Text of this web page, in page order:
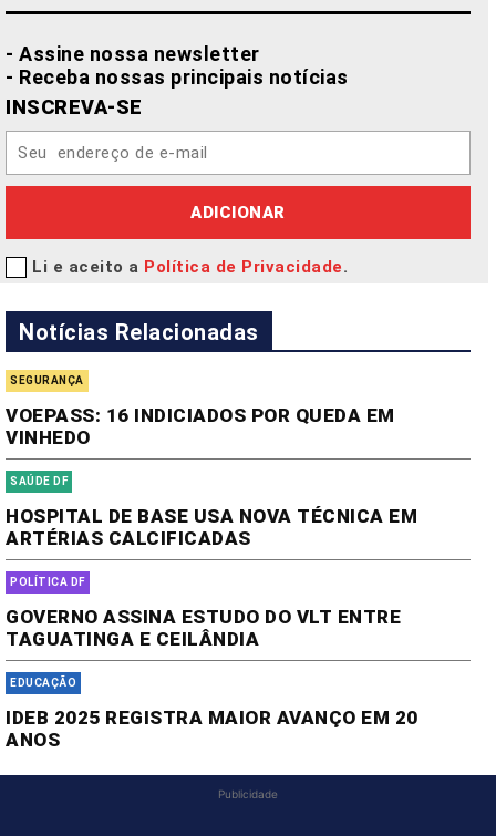
- Assine nossa newsletter
- Receba nossas principais notícias
INSCREVA-SE
ADICIONAR
Li e aceito a Política de Privacidade.
Notícias Relacionadas
SEGURANÇA
VOEPASS: 16 INDICIADOS POR QUEDA EM
VINHEDO
SAÚDE DF
HOSPITAL DE BASE USA NOVA TÉCNICA EM
ARTÉRIAS CALCIFICADAS
POLÍTICA DF
GOVERNO ASSINA ESTUDO DO VLT ENTRE
TAGUATINGA E CEILÂNDIA
EDUCAÇÃO
IDEB 2025 REGISTRA MAIOR AVANÇO EM 20
ANOS
Publicidade